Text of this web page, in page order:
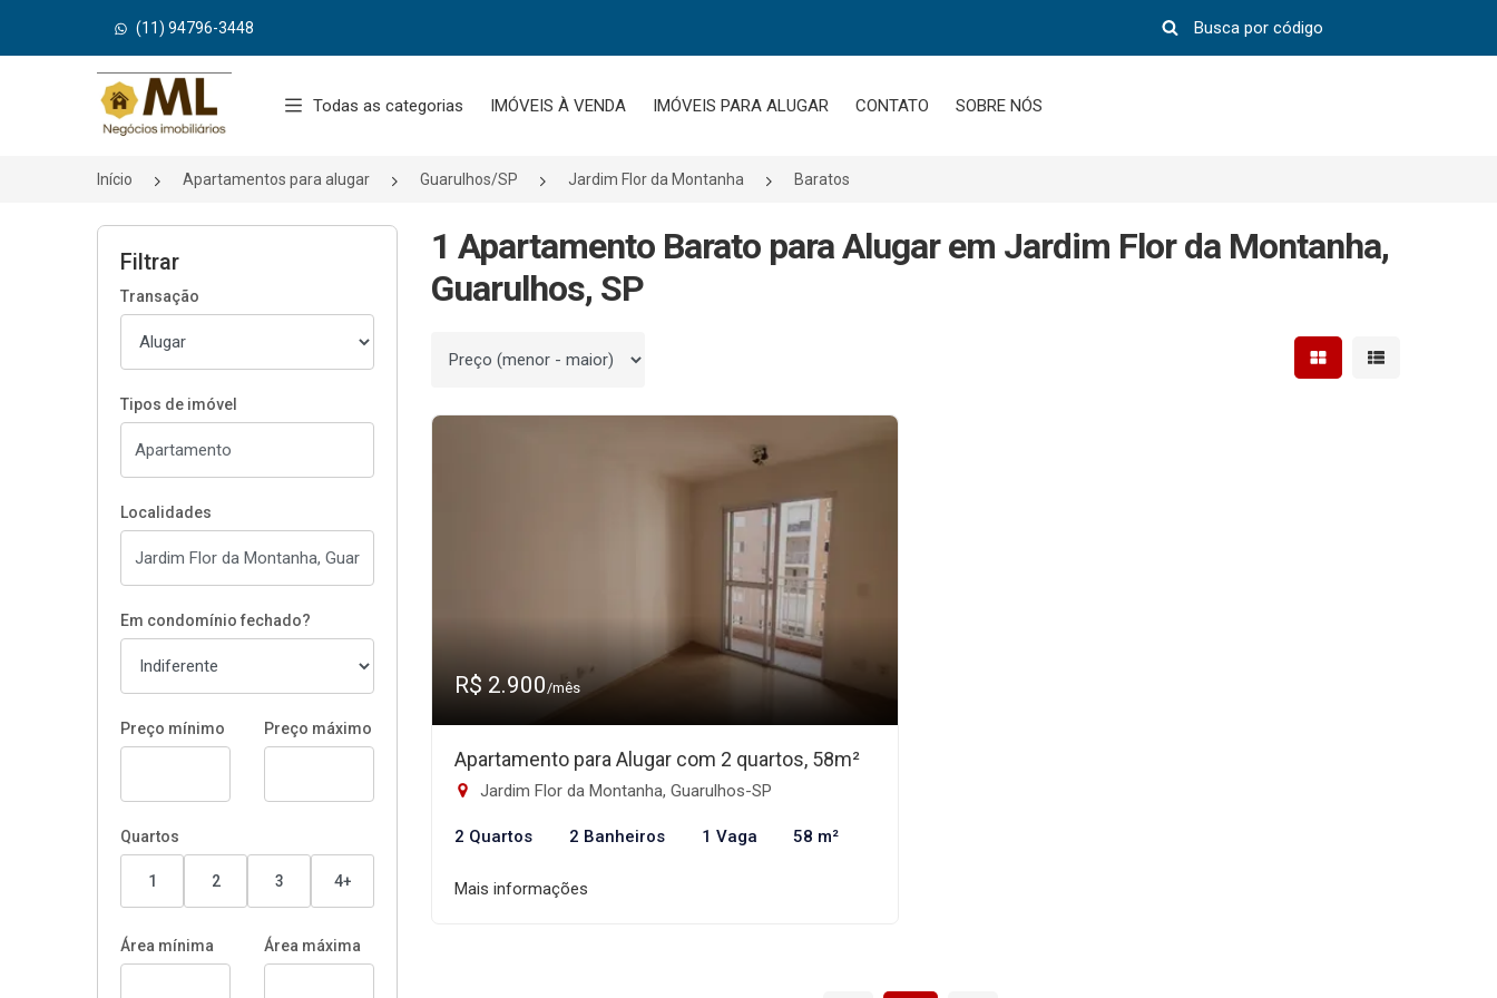
(11) 94796-3448
Página inicial
Todas as categorias IMÓVEIS À VENDA IMÓVEIS PARA ALUGAR CONTATO SOBRE NÓS
Início Apartamentos para alugar Guarulhos/SP Jardim Flor da Montanha Baratos
Filtrar
Transação
Tipos de imóvel
Localidades
Em condomínio fechado?
Preço mínimo Preço máximo
Quartos
1 2 3 4+
Área mínima Área máxima
1 Apartamento Barato para Alugar em Jardim Flor da Montanha,
Guarulhos, SP
Ordenar por Mostrar resultados em
Mostrar
R$ 2.900/mês
Apartamento para Alugar com 2 quartos, 58m²
Jardim Flor da Montanha, Guarulhos-SP
2 Quartos 2 Banheiros 1 Vaga 58 m²
Mais informações